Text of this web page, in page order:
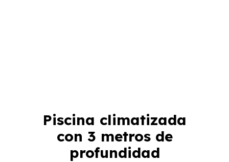
Piscina climatizada
con 3 metros de
profundidad